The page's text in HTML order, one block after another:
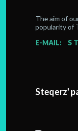
The aim of
popularity of
E-MAIL:
Steqerz'